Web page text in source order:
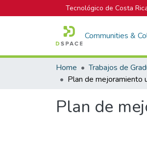
Tecnológico de Costa
Communities &
Home Trabajos de
Plan de